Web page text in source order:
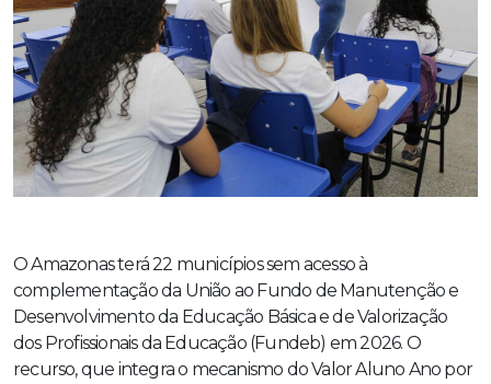
O Amazonas terá 22 municípios sem acesso à
complementação da União ao Fundo de Manutenção e
Desenvolvimento da Educação Básica e de Valorização
dos Profissionais da Educação (Fundeb) em 2026. O
recurso, que integra o mecanismo do Valor Aluno Ano por